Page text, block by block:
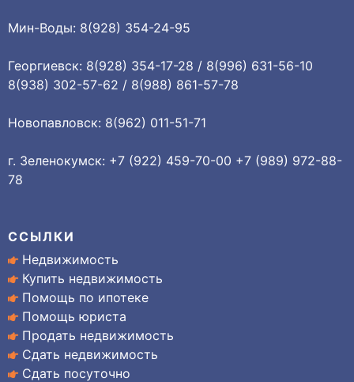
Мин-Воды: 8(928) 354-24-95
Георгиевск: 8(928) 354-17-28 / 8(996) 631-56-10
8(938) 302-57-62 / 8(988) 861-57-78
Новопавловск: 8(962) 011-51-71
г. Зеленокумск: +7 (922) 459-70-00 +7 (989) 972-88-
78
ССЫЛКИ
Недвижимость
Купить недвижимость
Помощь по ипотеке
Помощь юриста
Продать недвижимость
Сдать недвижимость
Сдать посуточно